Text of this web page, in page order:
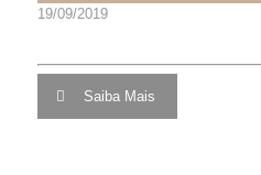
19/09/2019
Saiba Mais